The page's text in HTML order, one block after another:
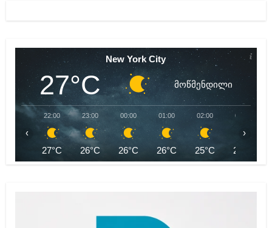
New York City
27°C მოწმენდილი
22:00
27°C
23:00
26°C
00:00
26°C
01:00
26°C
02:00
25°C
03:00
25°C
‹ ›